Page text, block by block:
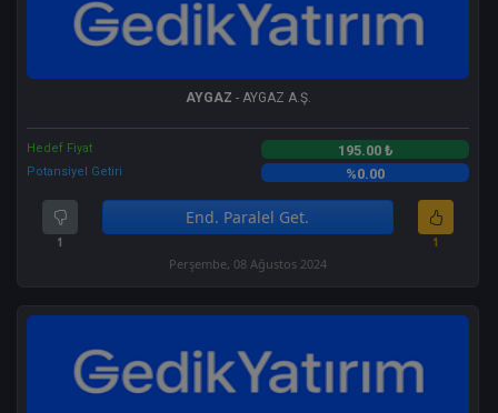
AYGAZ - AYGAZ A.Ş.
Hedef Fiyat 195.00 ₺
Potansiyel Getiri %0.00
1
End. Paralel Get.
1
Perşembe, 08 Ağustos 2024